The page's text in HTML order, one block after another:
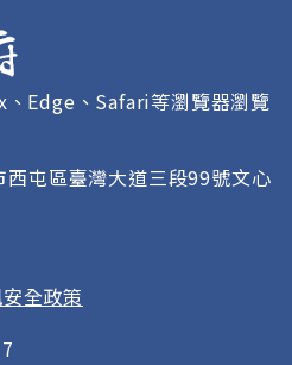
Edge、Safari等瀏覽器瀏覽
屯區臺灣大道三段99號文心
全政策